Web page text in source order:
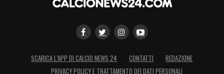
SCARICA L’APP DI CALCIO NEWS 24 CONTATTI
REDAZIONE
PRIVACY POLICY E TRATTAMENTO DEI DATI PERSONALI